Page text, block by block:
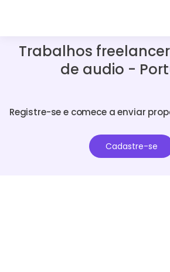
Trabalhos
de audio -
Registre-se e comece a enviar
Cadastre-se